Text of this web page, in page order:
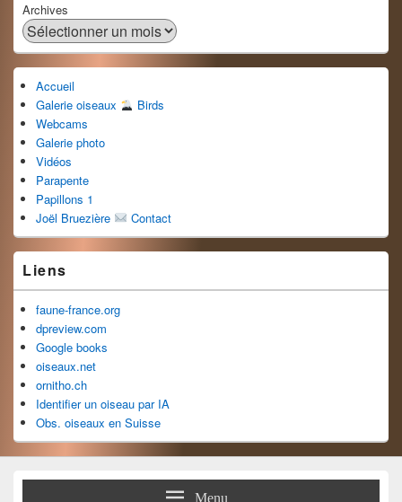
Archives
Accueil
Galerie oiseaux
Birds
Webcams
Galerie photo
Vidéos
Parapente
Papillons 1
Joël Bruezière
Contact
Liens
faune-france.org
dpreview.com
Google books
oiseaux.net
ornitho.ch
Identifier un oiseau par IA
Obs. oiseaux en Suisse
Menu